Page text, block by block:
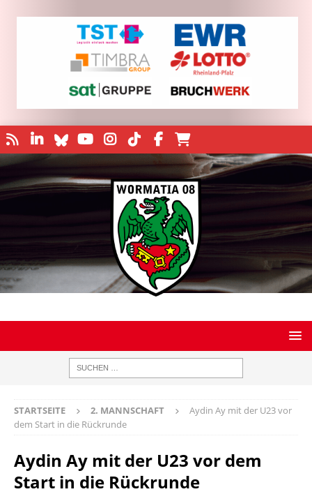
STARTSEITE 2. MANNSCHAFT
Aydin Ay mit der U23 vor
dem Start in die Rückrunde
Aydin Ay mit der U23 vor dem
Start in die Rückrunde